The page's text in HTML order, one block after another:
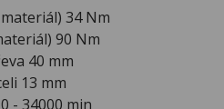
34 Nm
90 Nm
40 mm
13 mm
- 34000 min